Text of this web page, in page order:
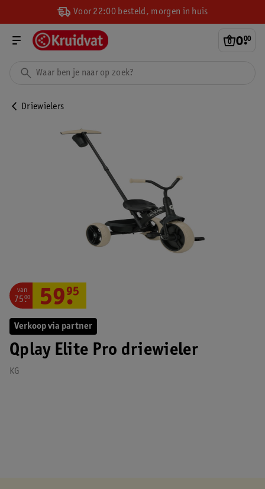
Voor 22:00 besteld, morgen in huis
0.
00
Driewielers
Verkoop via partner
Qplay Elite Pro driewieler
KG
van
75.
00 59.
95